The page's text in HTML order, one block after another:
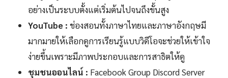
อย่างเป็นระบบตั้งแต่เริ่มต้นไปจนถึงขั้นสูง
YouTube : ช่องสอนทั้งภาษาไทยและภาษาอังกฤษมี
มากมายให้เลือกดูการเรียนรู้แบบวิดีโอจะช่วยให้เข้าใจ
ง่ายขึ้นเพราะมีภาพประกอบและการสาธิตให้ดู
ชุมชนออนไลน์ : Facebook Group Discord Server